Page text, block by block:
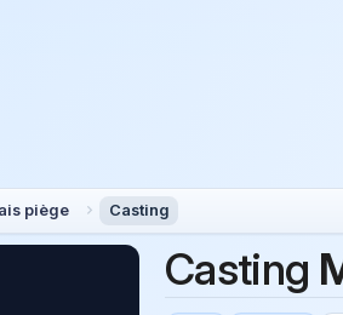
piège Casting
Casting